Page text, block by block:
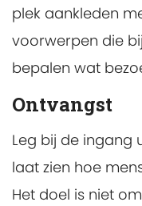
plek aankleden
voorwerpen die
bepalen wat
Ontvangst
Leg bij de ingang
laat zien hoe
Het doel is niet